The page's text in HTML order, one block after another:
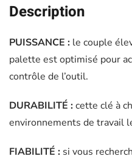
Description
PUISSANCE : le couple
palette est optimisé pour
contrôle de l’outil.
DURABILITÉ :cette clé à
environnements de travail
FIABILITÉ : si vous